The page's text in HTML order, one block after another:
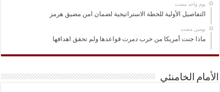
‏يوم واحد مضت
التفاصيل الأولية للخطة الاستراتيجية لضمان امن مضيق هرمز
‏يومين مضت
ماذا جنت أمريكا من حرب دمرت قواعدها ولم تحقق اهدافها
الأمام الخامنئي